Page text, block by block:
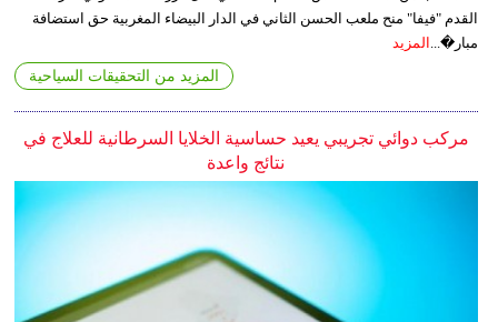
القدم "فيفا" منح ملعب الحسن الثاني في الدار البيضاء المغربية حق استضافة
مبار�... المزيد
المزيد من التحقيقات السياحية
مركب دوائي تجريبي يعيد حساسية الخلايا السرطانية للعلاج في
نتائج واعدة